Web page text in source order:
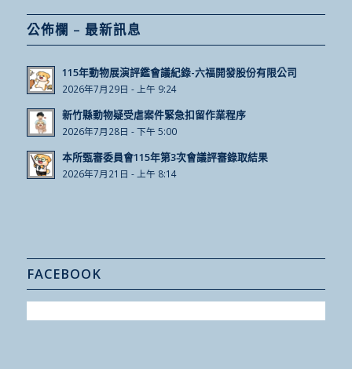
公佈欄 – 最新訊息
115年動物展演評鑑會議紀錄-六福開發股份有限公司
2026年7月29日 - 上午 9:24
新竹縣動物疑受虐案件緊急扣留作業程序
2026年7月28日 - 下午 5:00
本所甄審委員會115年第3次會議評審錄取結果
2026年7月21日 - 上午 8:14
FACEBOOK